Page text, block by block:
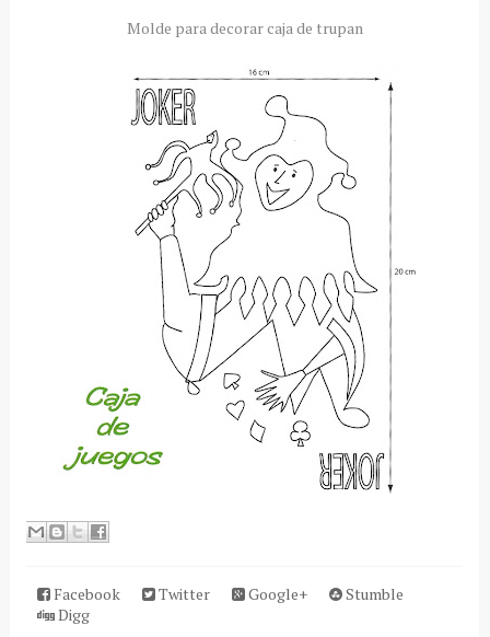
Molde para decorar caja de trupan
Facebook Twitter Google+
Stumble
Digg